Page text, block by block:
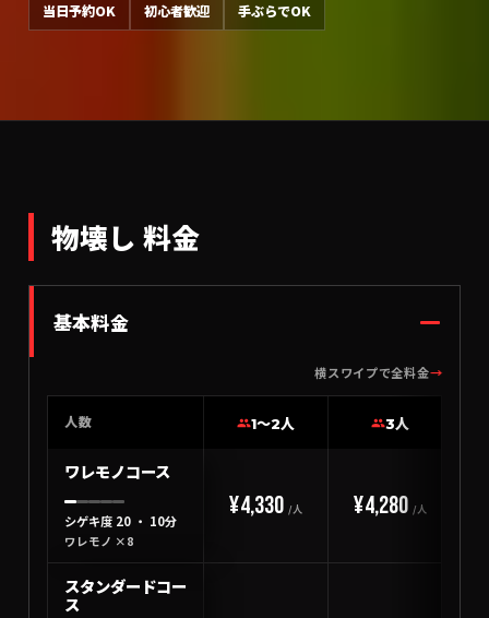
当日予約OK 初心者歓迎 手ぶらでOK
物壊し 料金
基本料金
横スワイプで全料金→
人数 1〜2人 3人
ワレモノコース
シゲキ度 20 ・ 10分
ワレモノ ×8
¥4,330 /人 ¥4,280 /人
スタンダードコー
ス